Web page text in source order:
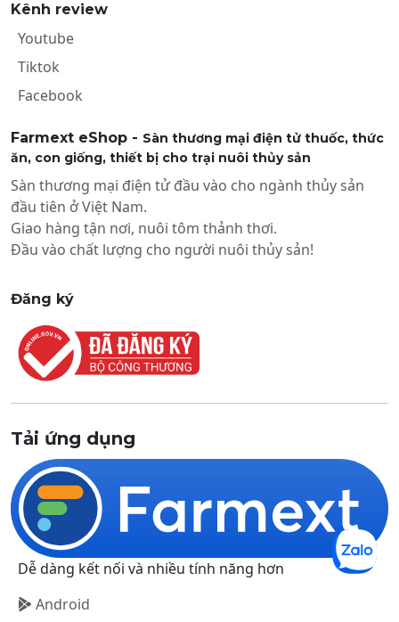
Kênh review
Youtube
Tiktok
Facebook
Farmext eShop - Sàn thương mại điện tử thuốc, thức
ăn, con giống, thiết bị cho trại nuôi thủy sản
Sàn thương mại điện tử đầu vào cho ngành thủy sản
đầu tiên ở Việt Nam.
Giao hàng tận nơi, nuôi tôm thảnh thơi.
Đầu vào chất lượng cho người nuôi thủy sản!
Đăng ký
Tải ứng dụng
Dễ dàng kết nối và nhiều tính năng hơn
Android